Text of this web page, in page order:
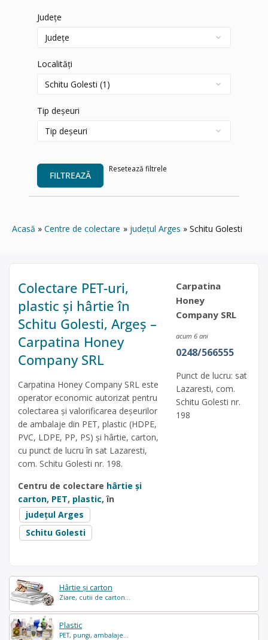
Județe
Localități
Tip deșeuri
FILTREAZĂ
Resetează filtrele
Acasă Centre de colectare județul Arges Schitu Golesti
Hârtie și carton
Ziare, cutii de carton...
Plastic
PET, pungi, ambalaje...
Colectare PET-uri,
plastic și hârtie în
Schitu Golesti, Argeș –
Carpatina Honey
Company SRL
Carpatina Honey Company SRL este
operator economic autorizat pentru
colectarea și valorificarea deșeurilor
de ambalaje din PET, plastic (HDPE,
PVC, LDPE, PP, PS) și hârtie, carton,
cu punct de lucru în sat Lazaresti,
com. Schitu Golesti nr. 198.
Centru de colectare hârtie și
carton, PET, plastic, în
județul Arges
Schitu Golesti
Carpatina
Honey
Company SRL
acum 6 ani
0248/566555
Punct de lucru: sat
Lazaresti, com.
Schitu Golesti nr.
198